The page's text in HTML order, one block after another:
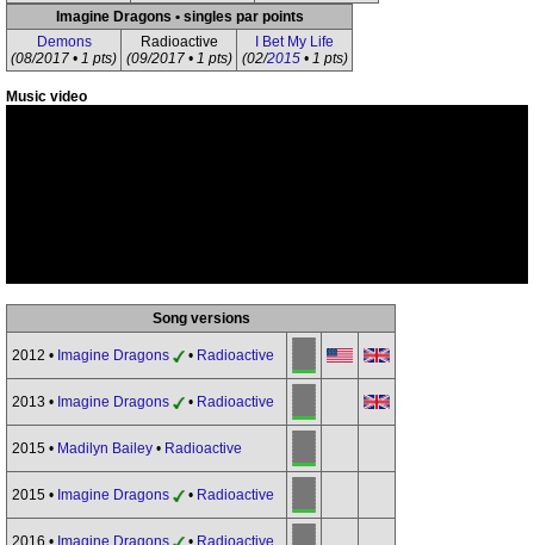
Imagine Dragons • singles par points
Demons
(08/2017 • 1 pts)
Radioactive
(09/2017 • 1 pts)
I Bet My Life
(02/2015• 1 pts)
Music video
Song versions
2012 • Imagine Dragons • Radioactive
2013 • Imagine Dragons • Radioactive
2015 • Madilyn Bailey • Radioactive
2015 • Imagine Dragons • Radioactive
2016 • Imagine Dragons • Radioactive